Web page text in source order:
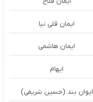
ایمان قلی نیا
ایمان هاشمی
ایهام
ایوان بند (حسین شریفی)